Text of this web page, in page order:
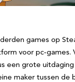
games op
voor pc-games.
een grote
maker tussen de